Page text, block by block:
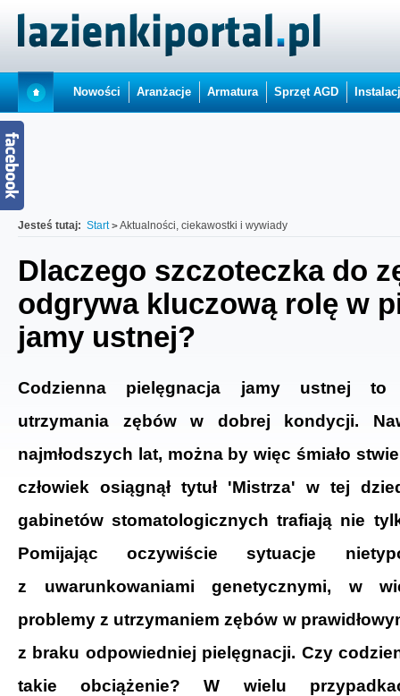
Nowości Aranżacje Armatura Sprzęt AGD
Jesteś tutaj: Start Aktualności, ciekawostki i wywiady
Dlaczego szczoteczka do
odgrywa kluczową rolę w
jamy ustnej?
Codzienna pielęgnacja jamy ustnej to
utrzymania zębów w dobrej kondycji.
najmłodszych lat, można by więc śmiało
człowiek osiągnął tytuł 'Mistrza' w tej
gabinetów stomatologicznych trafiają nie
Pomijając oczywiście sytuacje
z uwarunkowaniami genetycznymi, w
problemy z utrzymaniem zębów w
z braku odpowiedniej pielęgnacji. Czy
takie obciążenie? W wielu